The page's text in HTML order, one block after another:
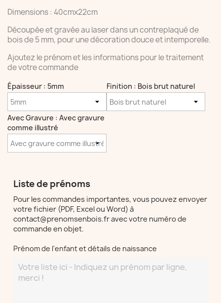
Dimensions : 40cmx22cm
Découpée et gravée au laser dans un contreplaqué de
bois de 5 mm, pour une décoration douce et intemporelle.
Ajoutez le prénom et les informations pour le traitement
de votre commande
Épaisseur : 5mm Finition : Bois brut naturel
Avec Gravure : Avec gravure
comme illustré
Liste de prénoms
Pour les commandes importantes, vous pouvez envoyer
votre fichier (PDF, Excel ou Word) à
contact@prenomsenbois.fr avec votre numéro de
commande en objet.
Prénom de l'enfant et détails de naissance